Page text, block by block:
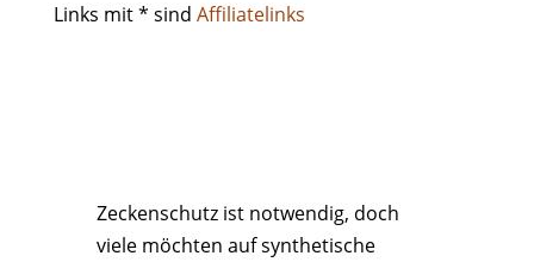
Links mit * sind Affiliatelinks
Zeckenschutz ist notwendig, doch
viele möchten auf synthetische